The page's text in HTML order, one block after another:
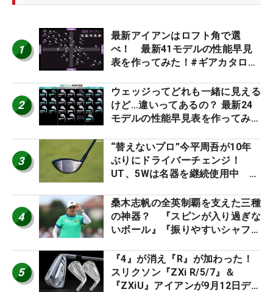
1
最新アイアンはロフト角で選
べ！ 最新41モデルの性能早見
表を作ってみた！#ギアカタログ
2
ウェッジってどれも一緒に見える
けど…違いってあるの？ 最新24
モデルの性能早見表を作ってみ
3
“替えないプロ”今平周吾が10年
ぶりにドライバーチェンジ！
UT、5Wは名器を継続使用中 #
4
桑木志帆の全英制覇を支えた三種
の神器？ 『スピンが入り過ぎな
いボール』『振りやすいシャフ
ー』 #女子プロセッティング
5
『4』が消え『R』が加わった！
スリクソン『ZXi R/5/7』＆
『ZXiU』アイアンが9月12日デ